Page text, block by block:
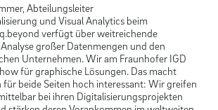
Abteilungsleiter
und Visual Analytics beim
verfügt über weitreichende
großer Datenmengen und den
Unternehmen. Wir am Fraunhofer IGD
für graphische Lösungen. Das macht
für beide Seiten hoch interessant: Wir greifen
bei ihren Digitalisierungsprojekten